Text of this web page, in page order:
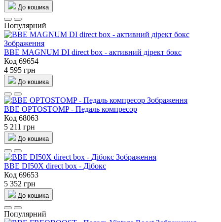
До кошика
Популярний
BBE MAGNUM DI direct box - активний дірект бокс
Код 69654
4 595 грн
До кошика
BBE OPTOSTOMP - Педаль компресор
Код 68063
5 211 грн
До кошика
BBE DI50X direct box - Дібокс
Код 69653
5 352 грн
До кошика
Популярний